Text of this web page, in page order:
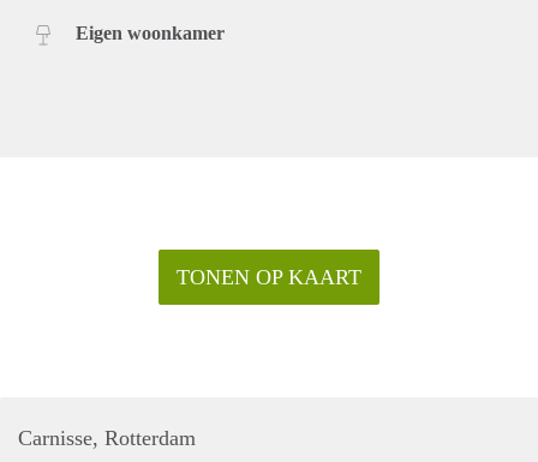
Eigen woonkamer
TONEN OP KAART
Carnisse, Rotterdam